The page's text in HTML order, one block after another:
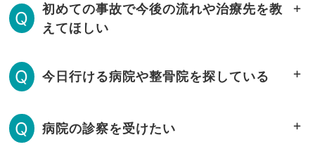
Q
初めての事故で今後の流れや治療先を教
えてほしい
Q 今日行ける病院や整骨院を探している
Q 病院の診察を受けたい